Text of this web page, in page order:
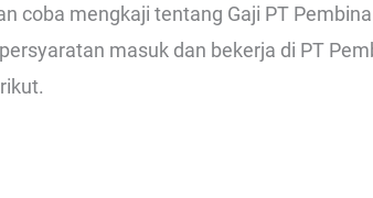
coba mengkaji tentang Gaji PT Pembina
masuk dan bekerja di PT